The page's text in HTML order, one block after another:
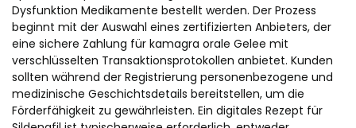
Dysfunktion Medikamente bestellt werden. Der Prozess
beginnt mit der Auswahl eines zertifizierten Anbieters, der
eine sichere Zahlung für kamagra orale Gelee mit
verschlüsselten Transaktionsprotokollen anbietet. Kunden
sollten während der Registrierung personenbezogene und
medizinische Geschichtsdetails bereitstellen, um die
Förderfähigkeit zu gewährleisten. Ein digitales Rezept für